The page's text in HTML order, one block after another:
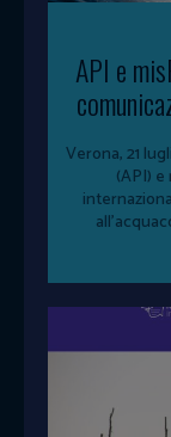
API e
Verona, 21 luglio 2026
(API)